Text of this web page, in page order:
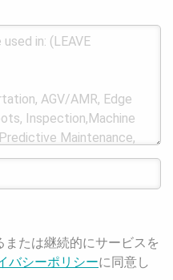
たは継続的にサービスを
バシーポリシーに同意し